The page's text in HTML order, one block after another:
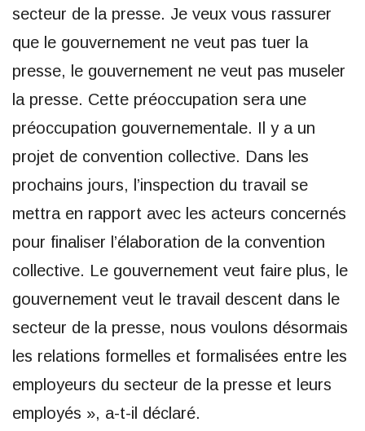
secteur de la presse. Je veux vous rassurer
que le gouvernement ne veut pas tuer la
presse, le gouvernement ne veut pas museler
la presse. Cette préoccupation sera une
préoccupation gouvernementale. Il y a un
projet de convention collective. Dans les
prochains jours, l’inspection du travail se
mettra en rapport avec les acteurs concernés
pour finaliser l’élaboration de la convention
collective. Le gouvernement veut faire plus, le
gouvernement veut le travail descent dans le
secteur de la presse, nous voulons désormais
les relations formelles et formalisées entre les
employeurs du secteur de la presse et leurs
employés », a-t-il déclaré.